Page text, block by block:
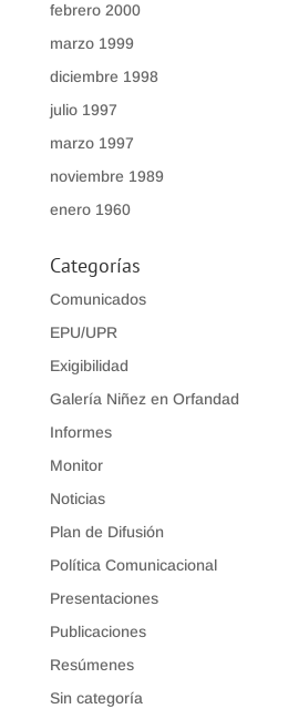
febrero 2000
marzo 1999
diciembre 1998
julio 1997
marzo 1997
noviembre 1989
enero 1960
Categorías
Comunicados
EPU/UPR
Exigibilidad
Galería Niñez en Orfandad
Informes
Monitor
Noticias
Plan de Difusión
Política Comunicacional
Presentaciones
Publicaciones
Resúmenes
Sin categoría